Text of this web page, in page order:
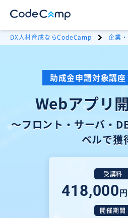
DX人材育成ならCodeCamp 企業
助成金申請対象講座
Webアプリ
〜フロント・サーバ・
ベルで獲
受講料
418,000円
開催期間